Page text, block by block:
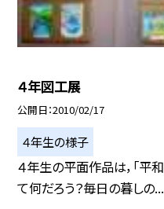
４年図工展
公開日 2010/02/17
４年生の様子
４年生の平面作品は，「平
て何だろう？毎日の暮しの...